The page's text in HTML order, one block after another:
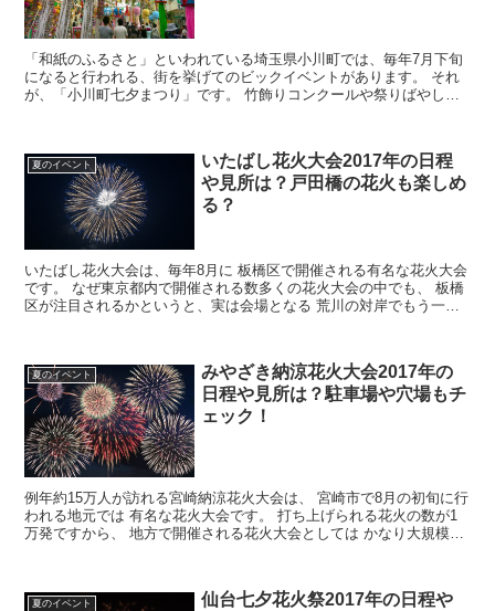
「和紙のふるさと」といわれている埼玉県小川町では、毎年7月下旬
になると行われる、街を挙げてのビックイベントがあります。 それ
が、「小川町七夕まつり」です。 竹飾りコンクールや祭りばやし、
夏のイベント
いたばし花火大会2017年の日程
や見所は？戸田橋の花火も楽しめ
る？
いたばし花火大会は、毎年8月に 板橋区で開催される有名な花火大会
です。 なぜ東京都内で開催される数多くの花火大会の中でも、 板橋
区が注目されるかというと、実は会場となる 荒川の対岸でもう一つ
夏のイベント
みやざき納涼花火大会2017年の
日程や見所は？駐車場や穴場もチ
ェック！
例年約15万人が訪れる宮崎納涼花火大会は、 宮崎市で8月の初旬に行
われる地元では 有名な花火大会です。 打ち上げられる花火の数が1
万発ですから、 地方で開催される花火大会としては かなり大規模な
夏のイベント
仙台七夕花火祭2017年の日程や